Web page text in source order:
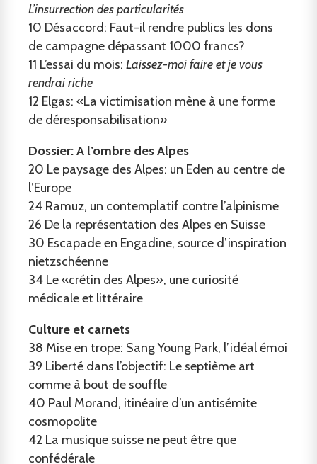
L’insurrection des particularités
10 Désaccord: Faut-il rendre publics les dons
de campagne dépassant 1000 francs?
11 L’essai du mois:Laissez-moi faire et je vous
rendrai riche
12 Elgas: «La victimisation mène à une forme
de déresponsabilisation»
Dossier: A l’ombre des Alpes
20 Le paysage des Alpes: un Eden au centre de
l’Europe
24 Ramuz, un contemplatif contre l’alpinisme
26 De la représentation des Alpes en Suisse
30 Escapade en Engadine, source d’inspiration
nietzschéenne
34 Le «crétin des Alpes», une curiosité
médicale et littéraire
Culture et carnets
38 Mise en trope: Sang Young Park, l’idéal émoi
39 Liberté dans l’objectif: Le septième art
comme à bout de souffle
40 Paul Morand, itinéaire d’un antisémite
cosmopolite
42 La musique suisse ne peut être que
confédérale